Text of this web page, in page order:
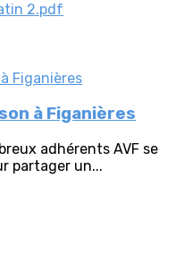
2.pdf
à Figanières
adhérents AVF se
partager un...